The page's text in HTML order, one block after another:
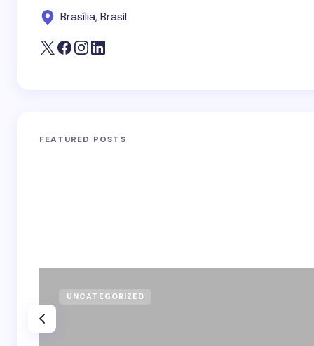
Brasília, Brasil
FEATURED POSTS
UNCATEGORIZED